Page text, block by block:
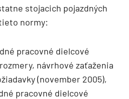
stojacich pojazdných
normy:
pracovné dielcové
návrhové zaťaženia
(november 2005),
pracovné dielcové